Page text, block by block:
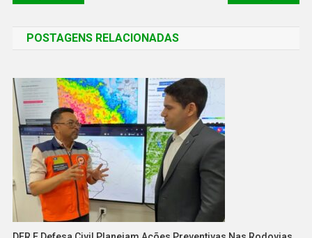
POSTAGENS RELACIONADAS